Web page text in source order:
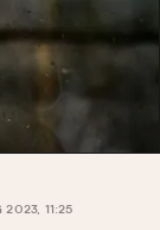
2023, 11:25